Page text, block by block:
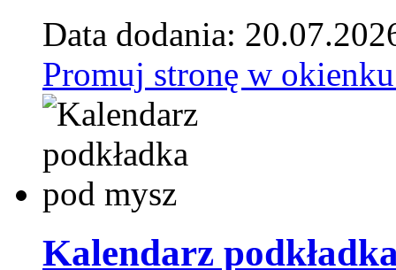
Data dodania:
Promuj stronę w
Kalendarz